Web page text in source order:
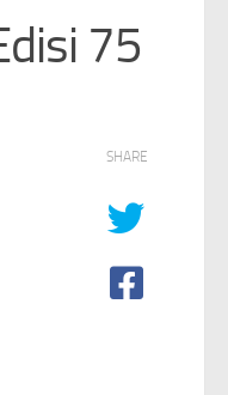
75
SHARE